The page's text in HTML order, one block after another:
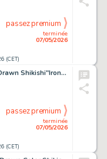
(CET)
terminée
07/05/2026
passez premium
Bota Mochito and Hand-Drawn Shikishi"Iron Mask Detective Nainto Scoop" by Sohara Aiko
(CET)
terminée
07/05/2026
passez premium